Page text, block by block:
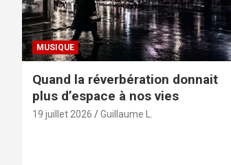
MUSIQUE
Quand la réverbération donnait
plus d’espace à nos vies
19 juillet 2026 Guillaume L.